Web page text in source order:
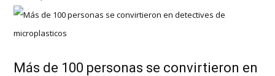
Más de 100 personas se convirtieron en